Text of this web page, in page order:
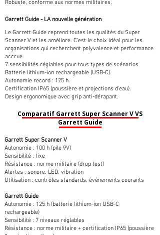
Robuste, conforme aux normes militaires.
Garrett Guide - LA nouvelle génération
Le Garrett Guide reprend toutes les qualités du Super
Scanner V et les améliore. C’est le choix idéal pour les
organisations qui recherchent polyvalence et performance
accrue.
7 sensibilités réglables pour tous types de scénarios.
Batterie lithium-ion rechargeable (USB-C).
Autonomie record : 125 h.
Certification IP65 (poussière et projections d’eau).
Design ergonomique avec grip anti-dérapant.
Comparatif Garrett Super Scanner V VS
Garrett Guide
Garrett Super Scanner V
Autonomie : 100 h (pile 9V)
Sensibilité : fixe
Résistance : norme militaire (drop test)
Alertes : sonore, LED, vibration
Utilisation : contrôles standards, événements courants
Garrett Guide
Autonomie : 125 h (batterie lithium-ion USB-C
rechargeable)
Sensibilité : 7 niveaux réglables
Résistance : norme militaire + certification IP65 (poussière